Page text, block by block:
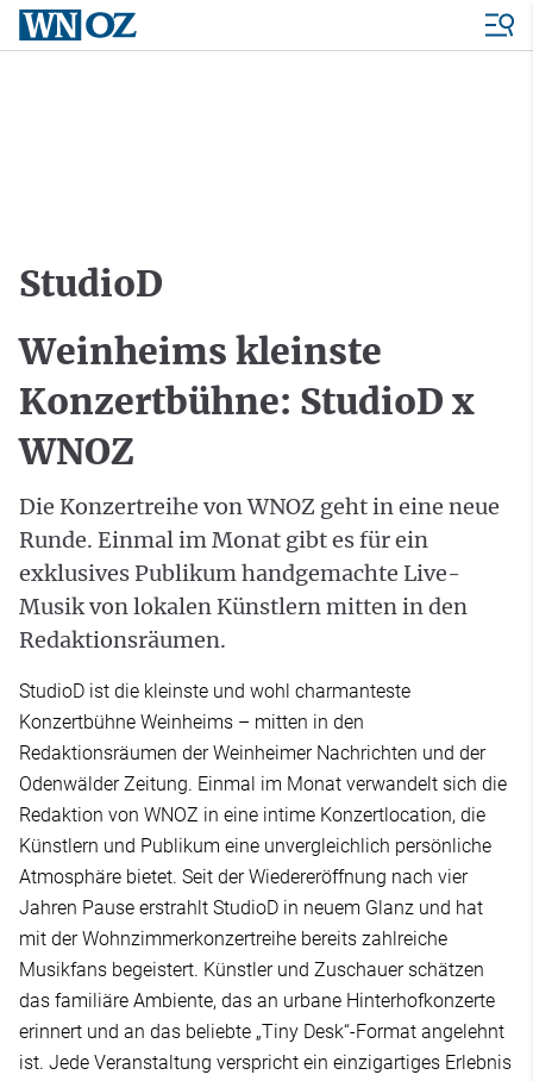
StudioD
Weinheims kleinste
Konzertbühne: StudioD x
WNOZ
Die Konzertreihe von WNOZ geht in eine neue
Runde. Einmal im Monat gibt es für ein
exklusives Publikum handgemachte Live-
Musik von lokalen Künstlern mitten in den
Redaktionsräumen.
StudioD ist die kleinste und wohl charmanteste
Konzertbühne Weinheims – mitten in den
Redaktionsräumen der Weinheimer Nachrichten und der
Odenwälder Zeitung. Einmal im Monat verwandelt sich die
Redaktion von WNOZ in eine intime Konzertlocation, die
Künstlern und Publikum eine unvergleichlich persönliche
Atmosphäre bietet. Seit der Wiedereröffnung nach vier
Jahren Pause erstrahlt StudioD in neuem Glanz und hat
mit der Wohnzimmerkonzertreihe bereits zahlreiche
Musikfans begeistert. Künstler und Zuschauer schätzen
das familiäre Ambiente, das an urbane Hinterhofkonzerte
erinnert und an das beliebte „Tiny Desk“-Format angelehnt
ist. Jede Veranstaltung verspricht ein einzigartiges Erlebnis